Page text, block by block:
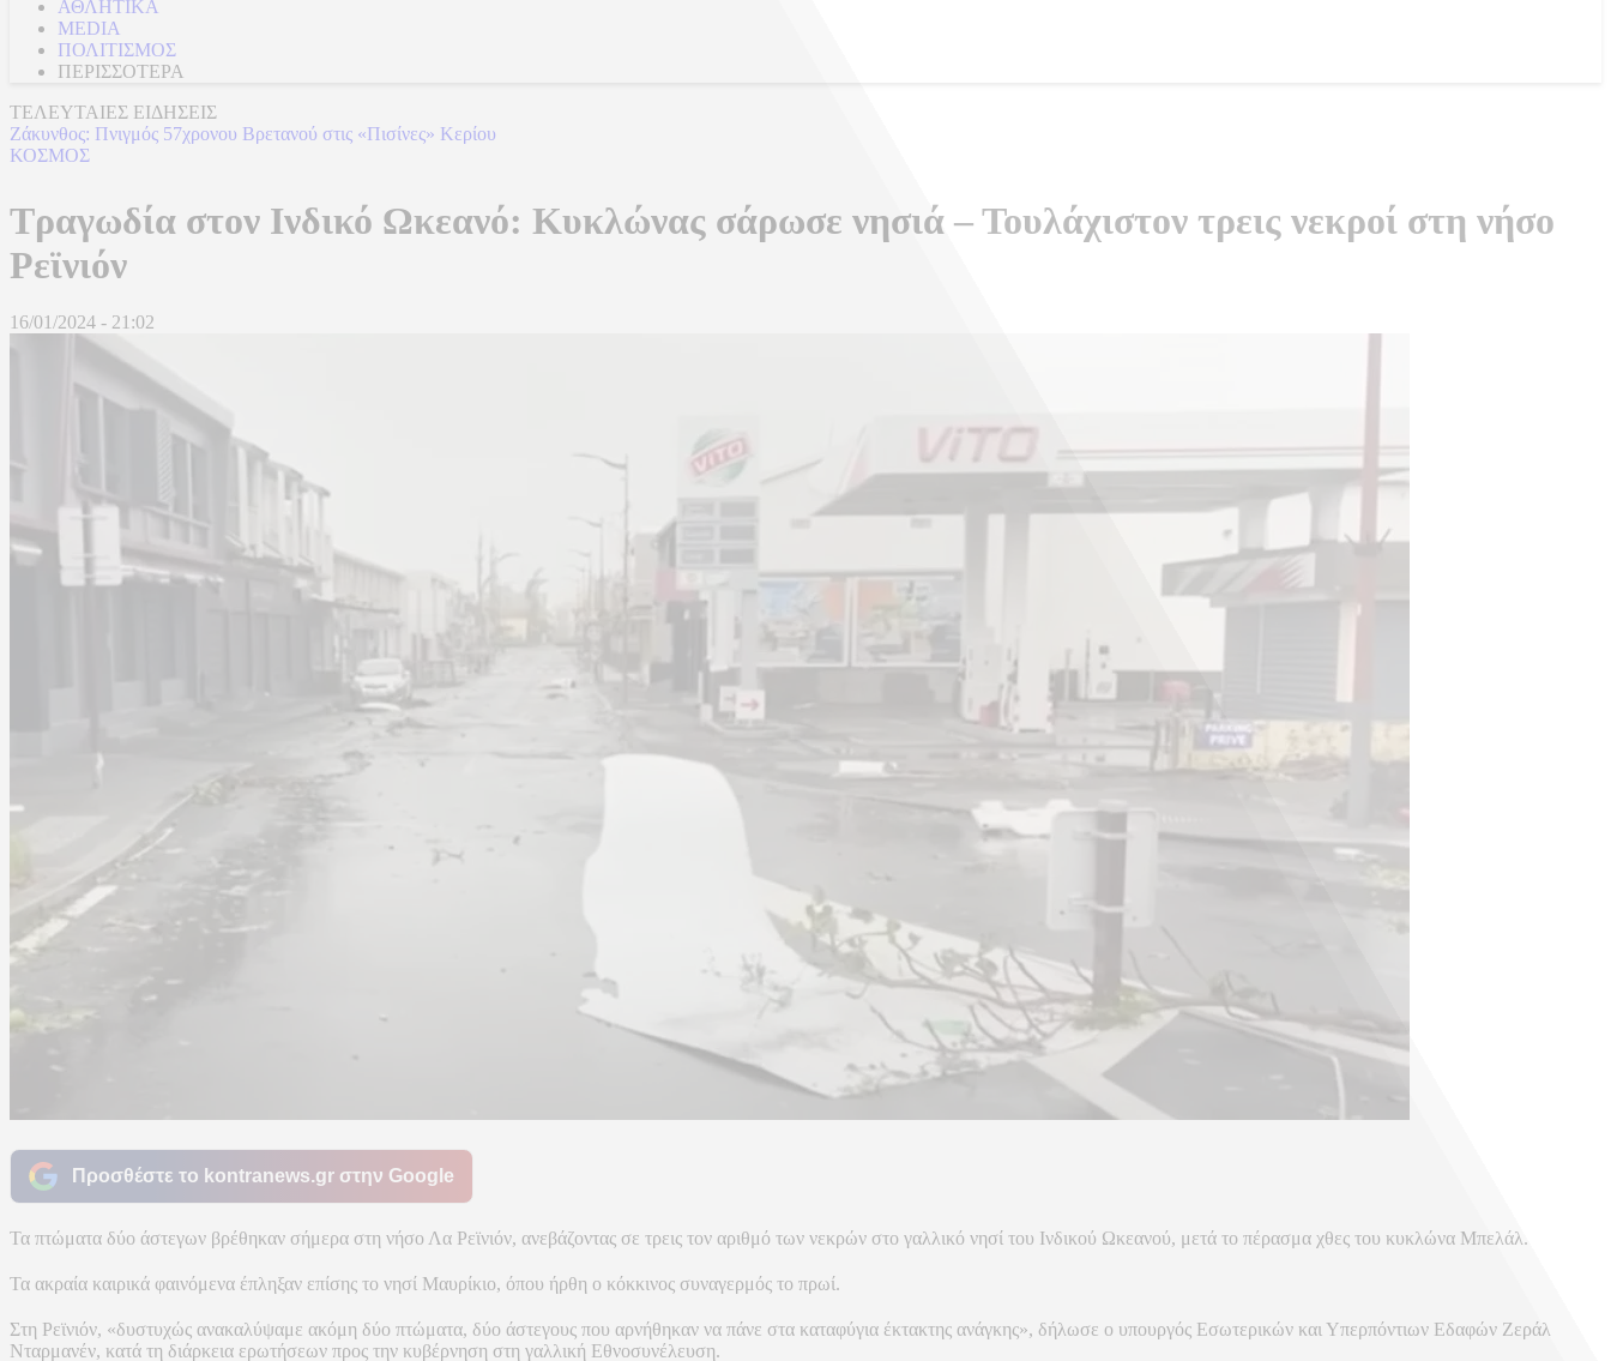
ΑΘΛΗΤΙΚΑ
MEDIA
ΠΟΛΙΤΙΣΜΟΣ
ΠΕΡΙΣΣΟΤΕΡΑ
ΤΕΛΕΥΤΑΙΕΣ ΕΙΔΗΣΕΙΣ
Δούναβης: Η ιστορική ξηρασία έφερε στο φως τη Γέφυρα του Κωνσταντίνου
ΚΟΣΜΟΣ
Τραγωδία στον Ινδικό Ωκεανό: Κυκλώνας σάρωσε νησιά – Τουλάχιστον τρεις νεκροί στη νήσο
Ρεϊνιόν
16/01/2024 - 21:02
Προσθέστε το kontranews.gr στην Google
Τα πτώματα δύο άστεγων βρέθηκαν σήμερα στη νήσο Λα Ρεϊνιόν, ανεβάζοντας σε τρεις τον αριθμό των νεκρών στο γαλλικό νησί του Ινδικού Ωκεανού, μετά το πέρασμα χθες του κυκλώνα Μπελάλ.
Τα ακραία καιρικά φαινόμενα έπληξαν επίσης το νησί Μαυρίκιο, όπου ήρθη ο κόκκινος συναγερμός το πρωί.
Στη Ρεϊνιόν, «δυστυχώς ανακαλύψαμε ακόμη δύο πτώματα, δύο άστεγους που αρνήθηκαν να πάνε στα καταφύγια έκτακτης ανάγκης», δήλωσε ο υπουργός Εσωτερικών και Υπερπόντιων Εδαφών Ζεράλ
Νταρμανέν, κατά τη διάρκεια ερωτήσεων προς την κυβέρνηση στη γαλλική Εθνοσυνέλευση.